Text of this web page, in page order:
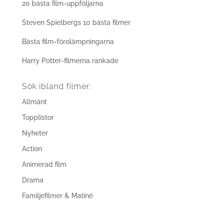
20 bästa film-uppföljarna
Steven Spielbergs 10 bästa filmer
Bästa film-förolämpningarna
Harry Potter-filmerna rankade
Sök ibland filmer:
Allmänt
Topplistor
Nyheter
Action
Animerad film
Drama
Familjefilmer & Matiné